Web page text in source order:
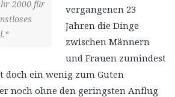
2000 für
vergangenen 23
Jahren die Dinge
zwischen Männern
und Frauen zumindest
ein wenig zum Guten
noch ohne den geringsten Anflug